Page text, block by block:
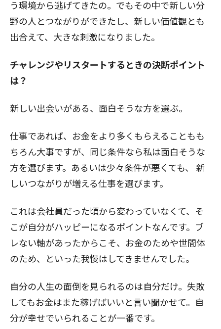
う環境から逃げてきたの。でもその中で新しい分
野の人とつながりができたし、新しい価値観とも
出合えて、大きな刺激になりました。
――チャレンジやリスタートするときの決断ポイント
は？
新しい出会いがある、面白そうな方を選ぶ。
仕事であれば、お金をより多くもらえることもも
ちろん大事ですが、同じ条件なら私は面白そうな
方を選びます。あるいは少々条件が悪くても、
新
しいつながりが増える仕事を選びます。
これは会社員だった頃から変わっていなくて、そ
こが自分がハッピーになるポイントなんです。ブ
レない軸があったからこそ、お金のためや世間体
のため、といった我慢はしてきませんでした。
自分の人生の面倒を見られるのは自分だけ。失敗
してもお金はまた稼げばいいと言い聞かせて。自
分が幸せでいられることが一番です。